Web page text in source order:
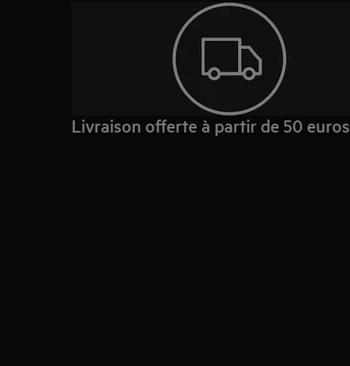
Livraison offerte à partir de 50 euros